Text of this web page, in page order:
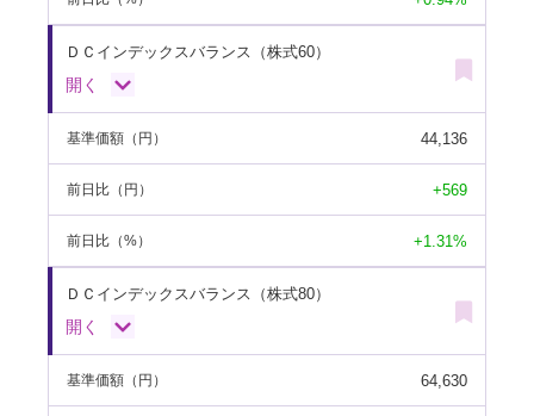
ＤＣインデックスバランス（株式60）
開く
基準価額 （円） 44,136
前日比 （円） +569
前日比 （%） +1.31%
ＤＣインデックスバランス（株式80）
開く
基準価額 （円） 64,630